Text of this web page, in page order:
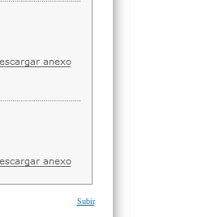
Subir